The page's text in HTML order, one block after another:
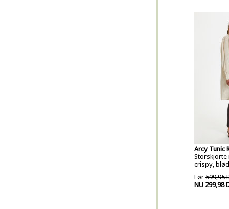
Arcy Tunic
crispy,
Før 599,95
NU 299,98